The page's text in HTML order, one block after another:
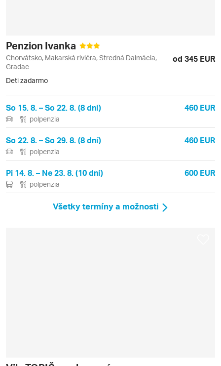
Penzion Ivanka
Chorvátsko, Makarská riviéra, Stredná Dalmácia,
Gradac
od 345 EUR
Deti zadarmo
So 15. 8. – So 22. 8. (8 dní) 460 EUR
polpenzia
So 22. 8. – So 29. 8. (8 dní) 460 EUR
polpenzia
Pi 14. 8. – Ne 23. 8. (10 dní) 600 EUR
polpenzia
Všetky termíny a možnosti